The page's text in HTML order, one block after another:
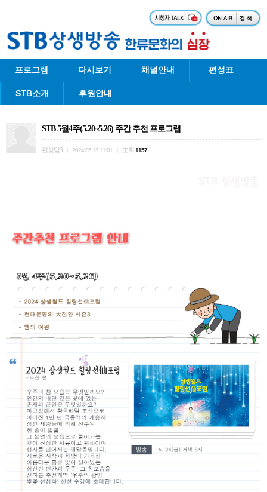
프로그램 다시보기 채널안내 편성표
STB소개 후원안내
STB 5월4주(5.20~5.26) 주간 추천 프로그램
편성팀3 2024.05.17 11:01 조회 1157